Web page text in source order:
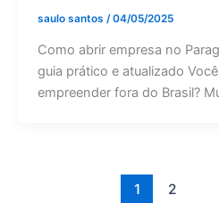
saulo santos /04/05/2025
Como abrir empresa no
guia prático e atualizado
empreender fora do Brasil?
1 2